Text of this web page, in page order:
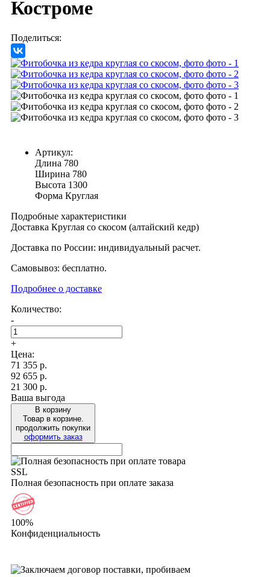
Костроме
Поделиться:
Артикул:
Длина 780
Ширина 780
Высота 1300
Форма Круглая
Подробные характеристики
Доставка Круглая со скосом (алтайский кедр)
Доставка по России: индивидуальный расчет.
Самовывоз: бесплатно.
Подробнее о доставке
Количество:
-
+
Цена:
71 355 р.
92 655 р.
21 300 р.
Ваша выгода
В корзину
Товар в корзине.
продолжить покупки
оформить заказ
SSL
Полная безопасность при оплате заказа
100%
Конфиденциальность